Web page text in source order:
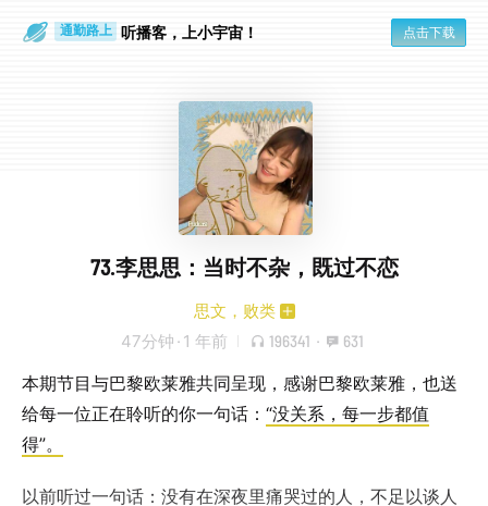
通勤路上 听播客，上小宇宙！ 点击下载
73.李思思：当时不杂，既过不恋
思文，败类
47分钟 · 1 年前 196341 · 631
本期节目与巴黎欧莱雅共同呈现，感谢巴黎欧莱雅，也送
给每一位正在聆听的你一句话： “没关系，每一步都值
得”。
以前听过一句话：没有在深夜里痛哭过的人，不足以谈人